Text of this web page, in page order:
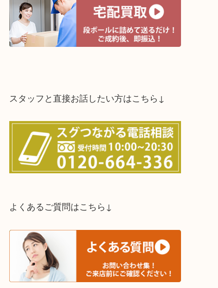
↓パソコンでご覧頂いている方は、こちらをスマホ